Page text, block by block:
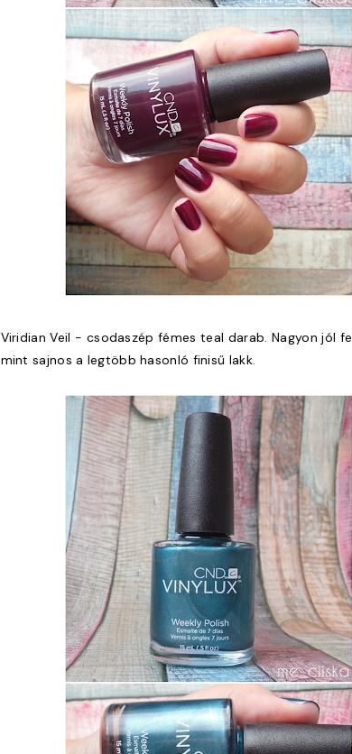
Viridian Veil - csodaszép fémes teal darab. Nagyon jól
mint sajnos a legtöbb hasonló finisű lakk.